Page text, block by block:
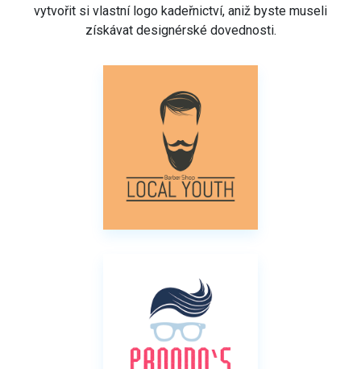
vytvořit si vlastní logo kadeřnictví, aniž byste museli
získávat designérské dovednosti.